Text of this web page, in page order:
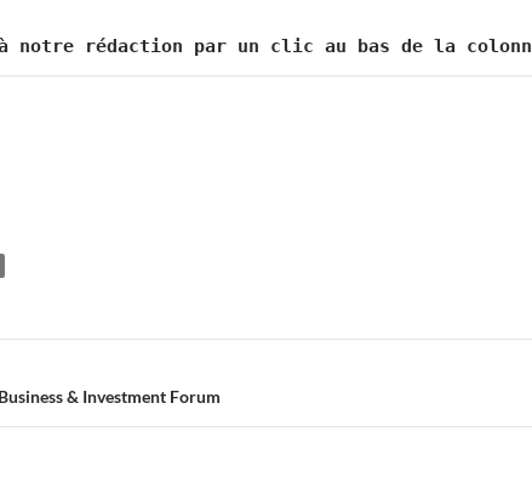
notre rédaction par un clic au bas de la
& Investment Forum